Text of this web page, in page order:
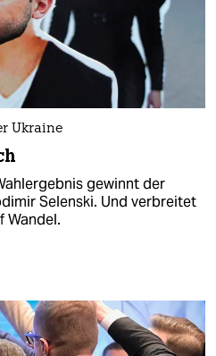
Ukraine
gewinnt der
Selenski. Und verbreitet
Wandel.